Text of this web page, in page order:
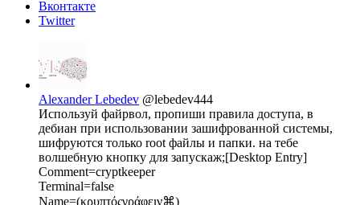
Вконтакте
Twitter
Alexander Lebedev @lebedev444
Используй файрвол, пропиши правила доступа, в
дебиан при использовании зашифрованной системы,
шифруются только rооt файлы и папки. на тебе
волшебную кнопку для запускаж;[Desktop Entry]
Comment=cryptkeeper
Terminal=false
Name=(κρυπτόςγράφειν⌘)